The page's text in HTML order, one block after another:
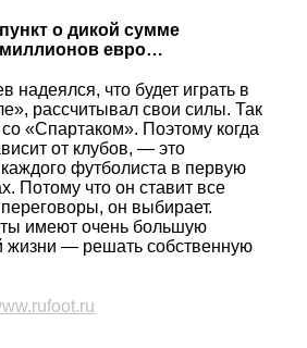
о дикой сумме
миллионов евро…
что будет играть в
рассчитывал свои силы. Так
«Спартаком». Поэтому когда
от клубов, — это
футболиста в первую
Потому что он ставит все
он выбирает.
имеют очень большую
жизни — решать собственную